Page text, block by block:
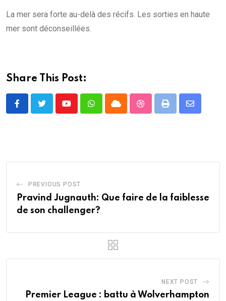
La mer sera forte au-delà des récifs. Les sorties en haute
mer sont déconseillées.
Share This Post:
YoutubeWhatsappCloud StumbleUpon
Print
Share
PREVIOUS POST
Pravind Jugnauth: Que faire de la faiblesse
de son challenger?
NEXT POST
Premier League : battu à Wolverhampton